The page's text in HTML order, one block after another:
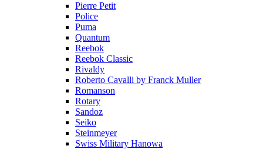
Pierre Petit
Police
Puma
Quantum
Reebok
Reebok Classic
Rivaldy
Roberto Cavalli by Franck Muller
Romanson
Rotary
Sandoz
Seiko
Steinmeyer
Swiss Military Hanowa